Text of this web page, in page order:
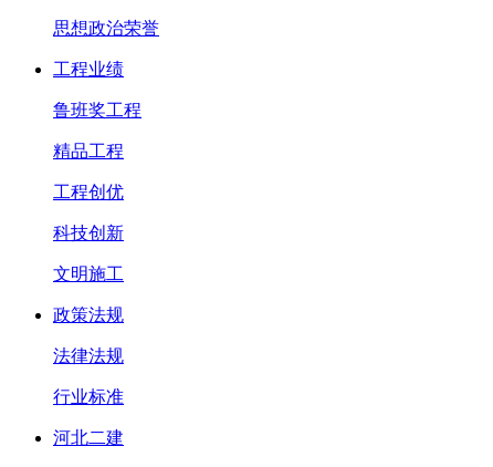
思想政治荣誉
工程业绩
鲁班奖工程
精品工程
工程创优
科技创新
文明施工
政策法规
法律法规
行业标准
河北二建